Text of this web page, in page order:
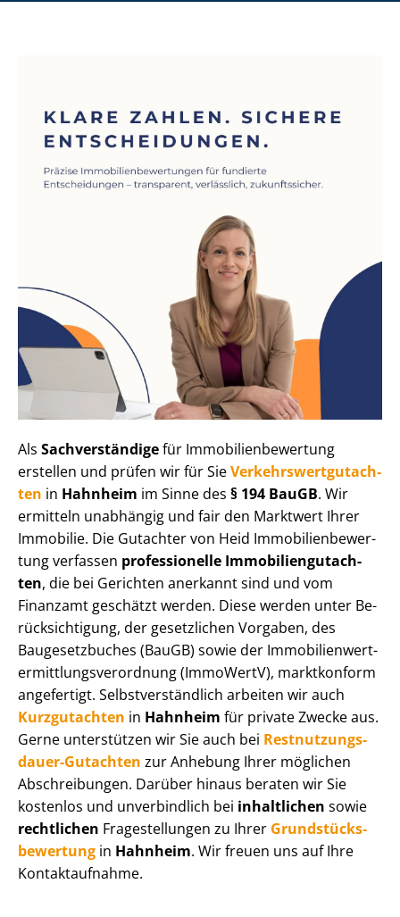
Als Sachverständigefür Im­mo­bi­li­en­be­wer­tung
erstellen und prüfen wir für SieVer­kehrs­wert­gut­ach­
ten in Hahnheim im Sinne des § 194 BauGB. Wir
ermitteln unabhängig und fair den Marktwert Ihrer
Immobilie. Die Gutachter von Heid Im­mo­bi­li­en­be­wer­
tung verfassen professionelle Im­mo­bi­li­en­gut­ach­
ten, die bei Gerichten anerkannt sind und vom
Finanzamt geschätzt werden. Diese werden unter Be­
rück­sich­ti­gung, der gesetzlichen Vorgaben, des
Baugesetzbuches (BauGB) sowie der Im­mo­bi­li­en­wert­
ermitt­lungs­ver­ord­nung (ImmoWertV), marktkonform
angefertigt. Selbst­ver­ständ­lich arbeiten wir auch
Kurzgutachten in Hahnheim für private Zwecke aus.
Gerne unterstützen wir Sie auch bei Rest­nut­zungs­
dau­er-Gutachten zur Anhebung Ihrer möglichen
Abschreibungen. Darüber hinaus beraten wir Sie
kostenlos und unverbindlich bei inhaltlichen sowie
rechtlichen Fragestellungen zu Ihrer Grund­stücks­
be­wer­tung in Hahnheim. Wir freuen uns auf Ihre
Kontaktaufnahme.